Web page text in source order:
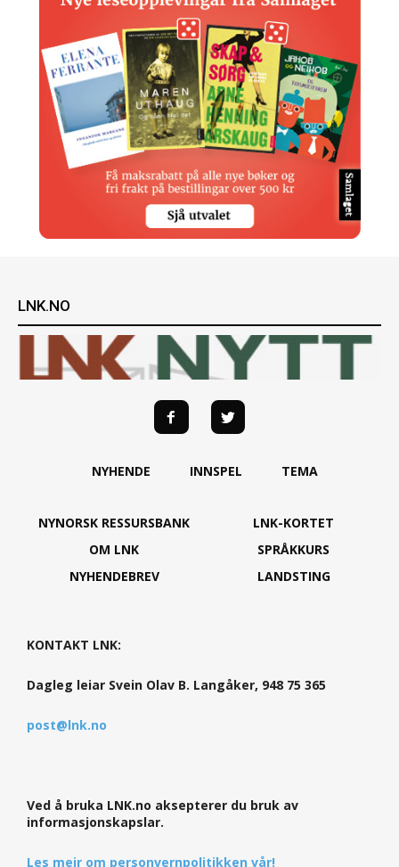
LNK.NO
NYHENDE INNSPEL TEMA
NYNORSK RESSURSBANK
OM LNK
NYHENDEBREV
LNK-KORTET
SPRÅKKURS
LANDSTING
KONTAKT LNK:
Dagleg leiar Svein Olav B. Langåker, 948 75 365
post@lnk.no
Ved å bruka LNK.no aksepterer du bruk av
informasjonskapslar.
Les meir om personvernpolitikken vår!